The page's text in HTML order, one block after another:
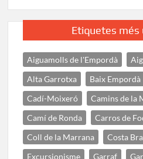
Etiquetes més
Aiguamolls de l'Empordà
Alta Garrotxa
Baix Empordà
Cadí-Moixeró
Camins de la
Camí de Ronda
Carros de
Coll de la Marrana
Costa
Excursionisme
Garraf